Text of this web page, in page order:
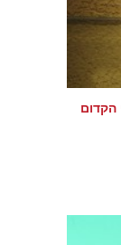
הקדום